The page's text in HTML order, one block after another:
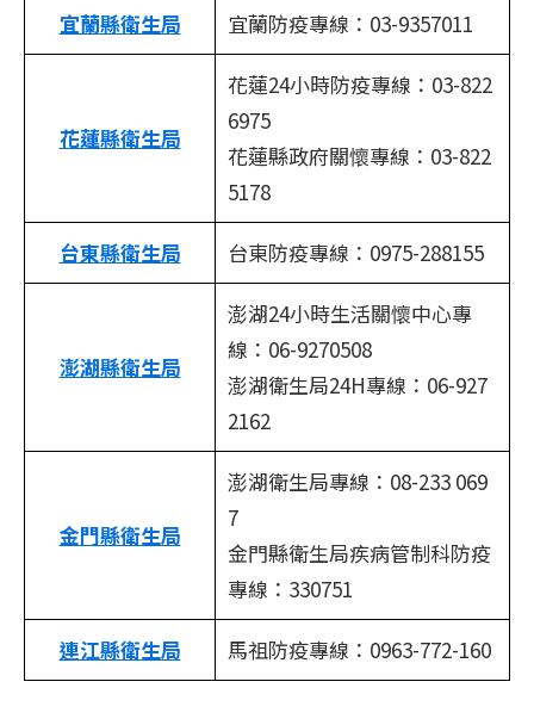
宜蘭縣衛生局 宜蘭防疫專線：03-9357011
花蓮縣衛生局
花蓮24小時防疫專線：03-822
6975
花蓮縣政府關懷專線：03-822
5178
台東縣衛生局 台東防疫專線：0975-288155
澎湖縣衛生局
澎湖24小時生活關懷中心專
線：06-9270508
澎湖衛生局24H專線：06-927
2162
金門縣衛生局
澎湖衛生局專線：08-233 069
7
金門縣衛生局疾病管制科防疫
專線：330751
連江縣衛生局 馬祖防疫專線：0963-772-160